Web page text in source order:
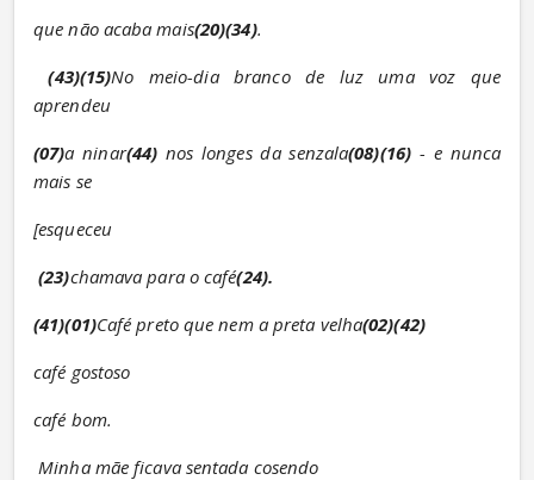
que não acaba mais(20)(34).
(43)(15)No meio-dia branco de luz uma voz que
aprendeu
(07)a ninar(44) nos longes da senzala(08)(16) - e nunca
mais se
[esqueceu
(23)chamava para o café(24).
(41)(01)Café preto que nem a preta velha(02)(42)
café gostoso
café bom.
Minha mãe ficava sentada cosendo